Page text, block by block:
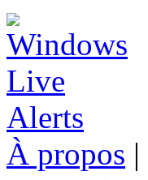
À propos |